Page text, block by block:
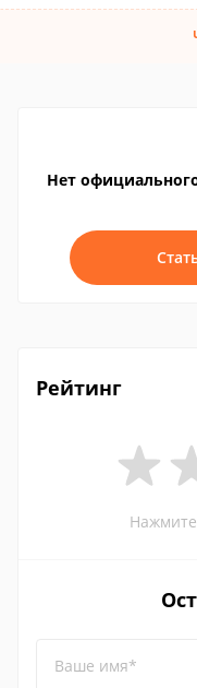
Нет
Рейтинг
Ваше имя*